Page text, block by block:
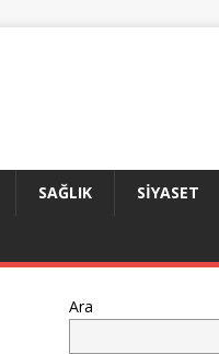
SAĞLIK SIYASET
Ara